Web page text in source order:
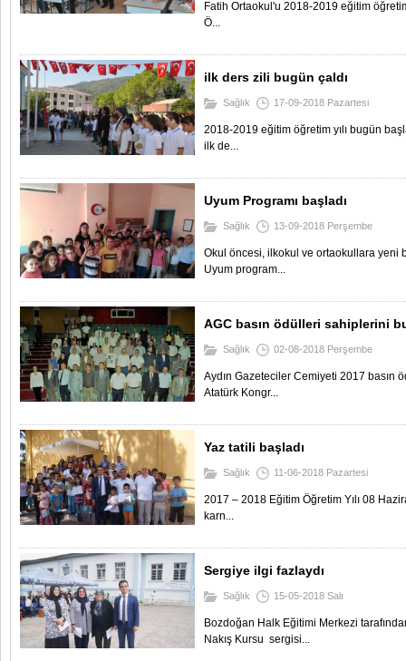
Fatih Ortaokul'u 2018-2019 eğitim
Ö...
ilk ders zili bugün çaldı
Sağlık 17-09-2018 Pazartesi
2018-2019 eğitim öğretim yılı bugün
ilk de...
Uyum Programı başladı
Sağlık 13-09-2018 Perşembe
Okul öncesi, ilkokul ve ortaokullara yeni
Uyum program...
AGC basın ödülleri sahiplerini
Sağlık 02-08-2018 Perşembe
Aydın Gazeteciler Cemiyeti 2017 basın
Atatürk Kongr...
Yaz tatili başladı
Sağlık 11-06-2018 Pazartesi
2017 – 2018 Eğitim Öğretim Yılı 08
karn...
Sergiye ilgi fazlaydı
Sağlık 15-05-2018 Salı
Bozdoğan Halk Eğitimi Merkezi
Nakış Kursu sergisi...